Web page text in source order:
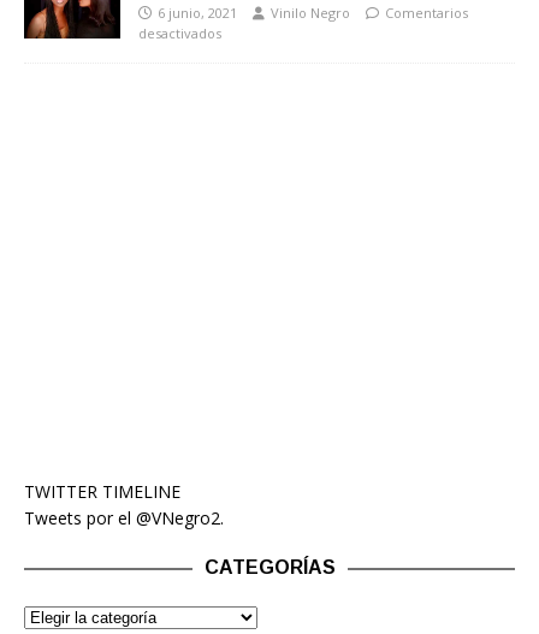
6 junio, 2021 Vinilo Negro
Comentarios
desactivados
TWITTER TIMELINE
Tweets por el @VNegro2.
CATEGORÍAS